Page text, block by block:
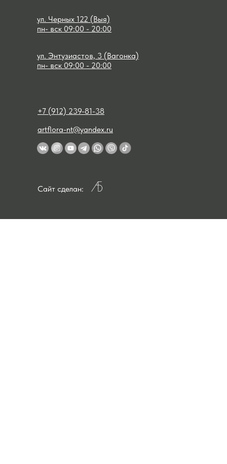
+7 (912) 239-81-38
artflora-nt@yandex.ru
Сайт сделан:
ул. Черных 122 (Выя)
пн- вск 09:00 - 20:00
пн- вск 09:00 - 20:00
ул. Энтузиастов, 3 (Вагонка)